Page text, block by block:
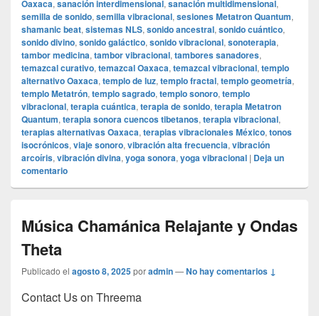
Oaxaca, sanación interdimensional, sanación multidimensional,
semilla de sonido, semilla vibracional, sesiones Metatron Quantum,
shamanic beat, sistemas NLS, sonido ancestral, sonido cuántico,
sonido divino, sonido galáctico, sonido vibracional, sonoterapia,
tambor medicina, tambor vibracional, tambores sanadores,
temazcal curativo, temazcal Oaxaca, temazcal vibracional, templo
alternativo Oaxaca, templo de luz, templo fractal, templo geometría,
templo Metatrón, templo sagrado, templo sonoro, templo
vibracional, terapia cuántica, terapia de sonido, terapia Metatron
Quantum, terapia sonora cuencos tibetanos, terapia vibracional,
terapias alternativas Oaxaca, terapias vibracionales México, tonos
isocrónicos, viaje sonoro, vibración alta frecuencia, vibración
arcoíris, vibración divina, yoga sonora, yoga vibracional | Deja un
comentario
Música Chamánica Relajante y Ondas
Theta
Publicado el agosto 8, 2025poradmin—No hay comentarios ↓
Contact Us on Threema